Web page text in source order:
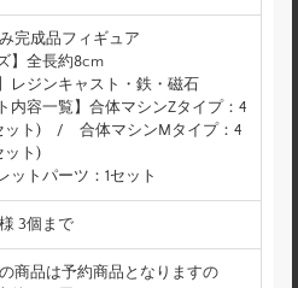
完成品フィギュア
】全長約8cm
レジンキャスト・鉄・磁石
内容一覧】合体マシンZタイプ：4
ット) / 合体マシンMタイプ：4
ット)
ットパーツ：1セット
3個まで
商品は予約商品となりますの